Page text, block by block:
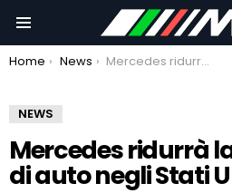
You are here:
Home News Mercedes ridurrà la sua gamma di auto negli Stati Uniti
NEWS
Mercedes ridurrà
di auto negli Stati